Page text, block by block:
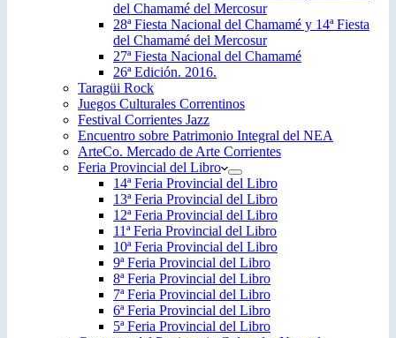
del Chamamé del Mercosur
28ª Fiesta Nacional del Chamamé y 14ª Fiesta
del Chamamé del Mercosur
27ª Fiesta Nacional del Chamamé
26ª Edición. 2016.
Taragüi Rock
Juegos Culturales Correntinos
Festival Corrientes Jazz
Encuentro sobre Patrimonio Integral del NEA
ArteCo. Mercado de Arte Corrientes
Feria Provincial del Libro
14ª Feria Provincial del Libro
13ª Feria Provincial del Libro
12ª Feria Provincial del Libro
11ª Feria Provincial del Libro
10ª Feria Provincial del Libro
9ª Feria Provincial del Libro
8ª Feria Provincial del Libro
7ª Feria Provincial del Libro
6ª Feria Provincial del Libro
5ª Feria Provincial del Libro